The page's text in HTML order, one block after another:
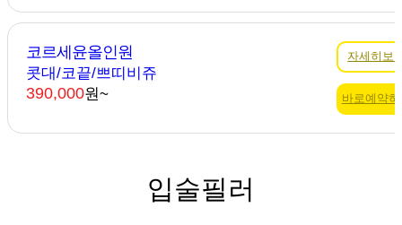
코르세윤올인원
콧대/코끝/쁘띠비쥬
자세히보
390,000원~ 바로예약
입술필러